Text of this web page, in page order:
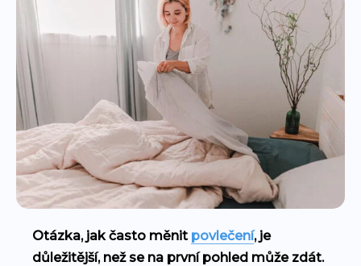
Otázka, jak často měnit povlečení, je
důležitější, než se na první pohled může zdát.